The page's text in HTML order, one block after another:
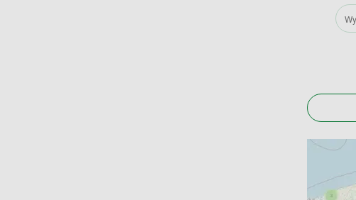
Apteki w Smolcu działają przez większą część dnia,
Kto ma lek? Apteki w Smolcu
Rezerwacja produktów aptecznych, w tym
interesujący Cię produkt i zarezerwujesz go w
gotowości zostaniesz poinformowany za pomocą
miejscu (wybierzesz jedną z dostępnych metod